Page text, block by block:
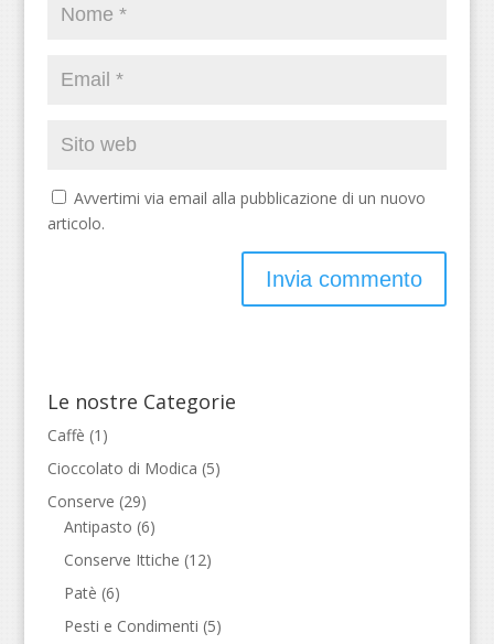
Avvertimi via email alla pubblicazione di un nuovo
articolo.
Le nostre Categorie
Caffè (1)
Cioccolato di Modica (5)
Conserve (29)
Antipasto (6)
Conserve Ittiche (12)
Patè (6)
Pesti e Condimenti (5)